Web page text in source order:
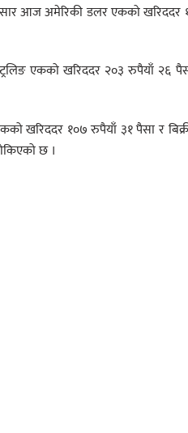
आज अमेरिकी डलर एकको खरिददर
एकको खरिददर २०३ रुपैयाँ २६
खरिददर १०७ रुपैयाँ ३१ पैसा र
छ ।